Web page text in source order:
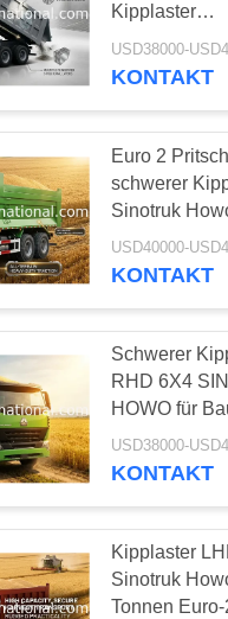
Kipplaster
KONTAKT
Euro 2
schwerer
Sinotruk
Kipplaster-
1500mm
KONTAKT
Schwerer
RHD 6X4
HOWO für
Laden
KONTAKT
Kipplaster
Sinotruk
Tonnen